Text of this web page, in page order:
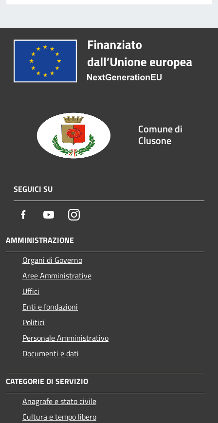
Comune di
Clusone
SEGUICI SU
Facebook YoutubeInstagram
AMMINISTRAZIONE
Organi di Governo
Aree Amministrative
Uffici
Enti e fondazioni
Politici
Personale Amministrativo
Documenti e dati
CATEGORIE DI SERVIZIO
Anagrafe e stato civile
Cultura e tempo libero